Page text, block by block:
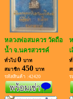
หลวงพ่อสมควร วัดถือ
น้ำ จ.นครสวรรค์
ทั่วไป 0 บาท
สมาชิก450 บาท
รหัสสินค้า :42420
ทั่
ส
ร